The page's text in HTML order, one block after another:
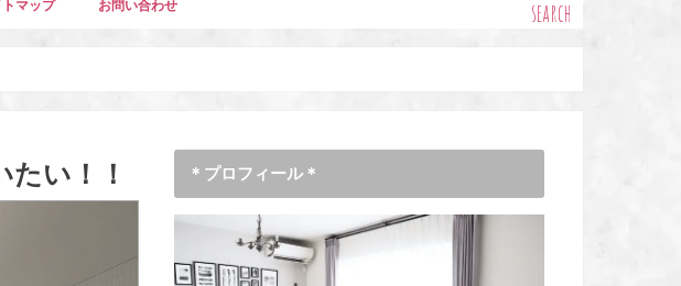
search
マップ お問い合わせ
い！！ ＊プロフィール＊